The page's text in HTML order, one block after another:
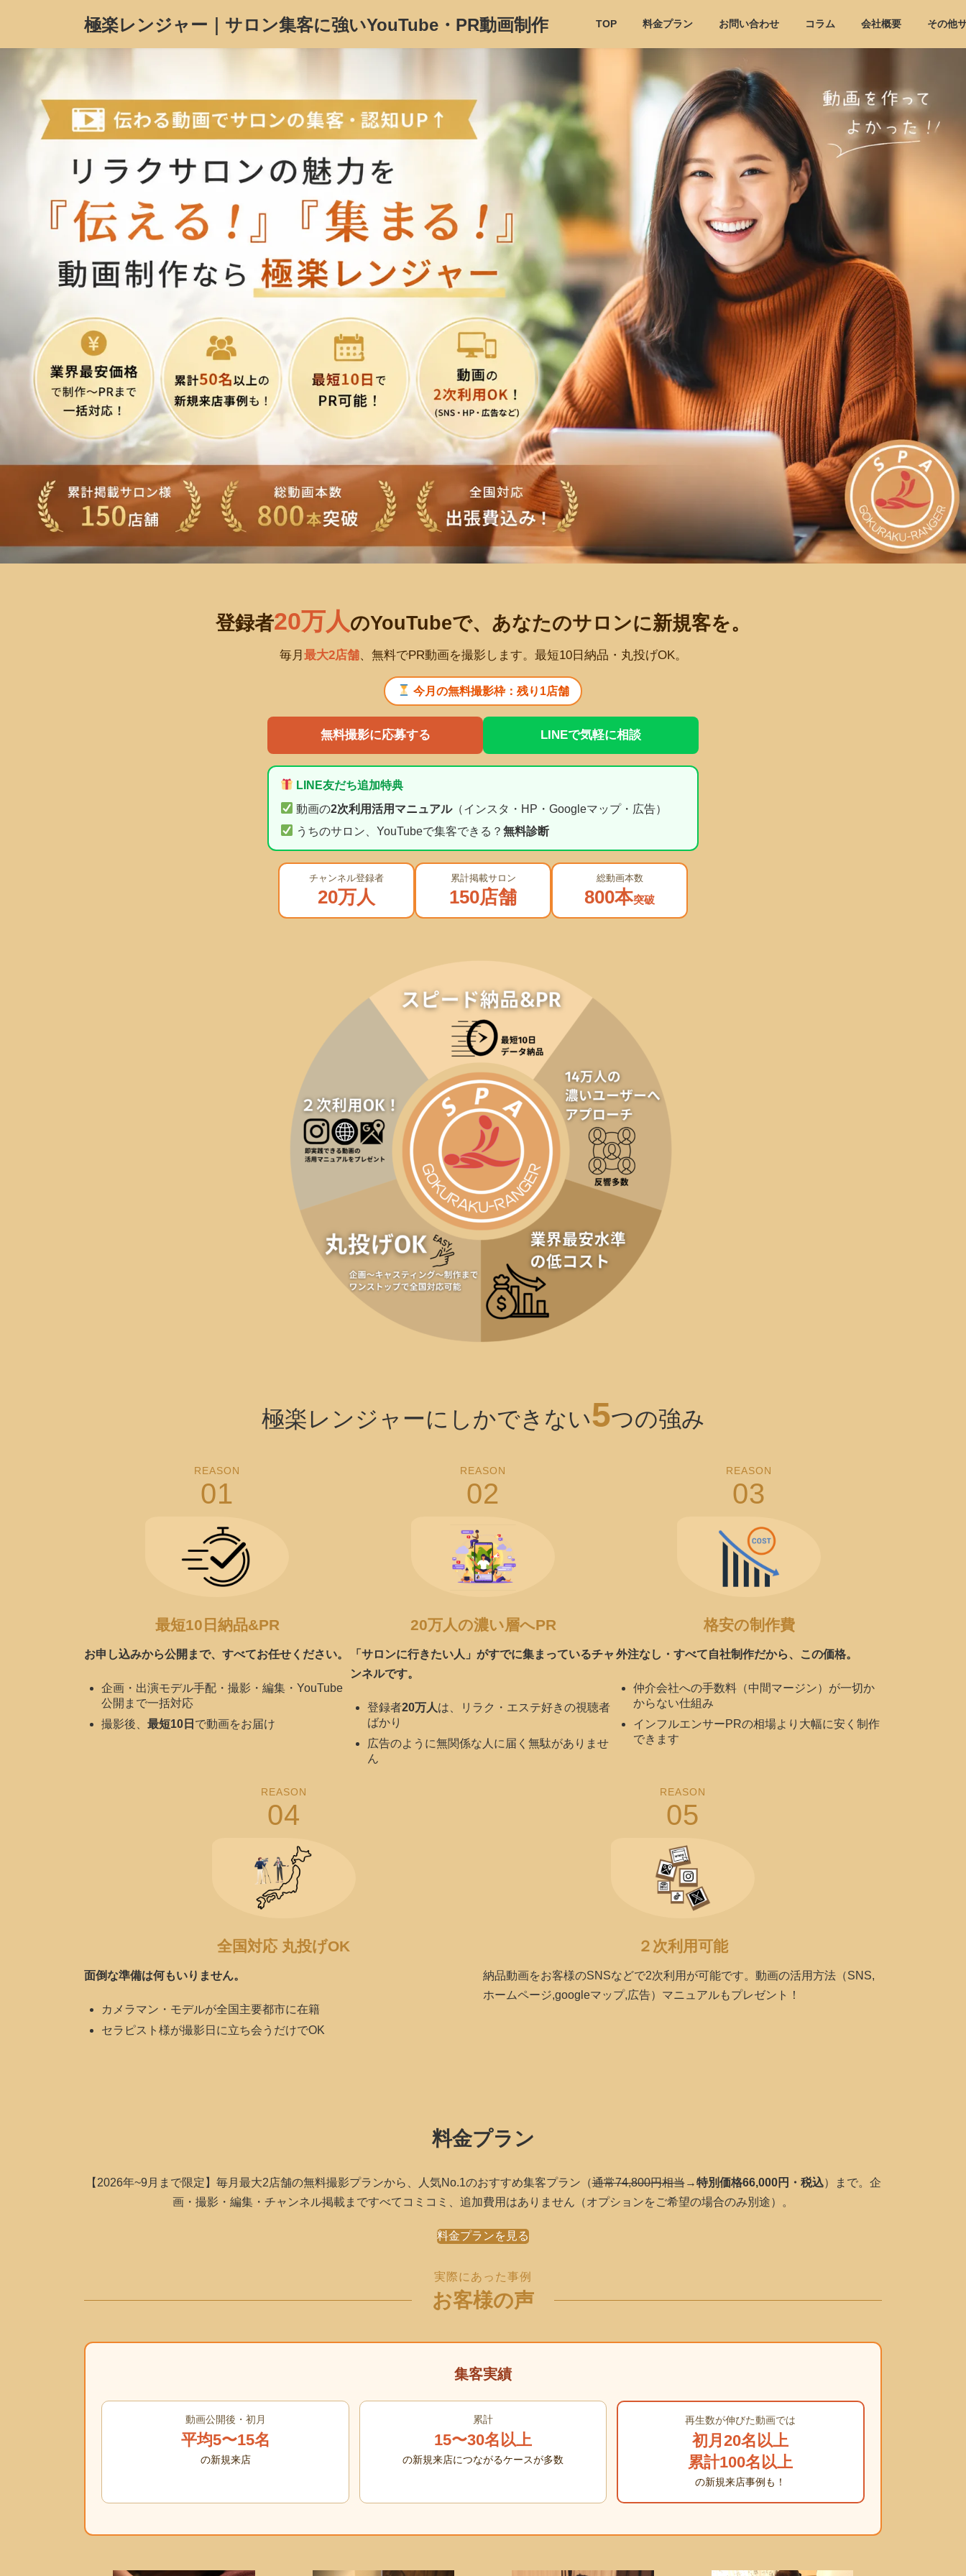
ン
ー
極楽レンジャー｜サロン集客に強いYouTube・PR動画制作 TOP 料金プラン お問い合わせ コラム 会社概要 その他
登録者20万人のYouTubeで、あなたのサロンに新規客を。
毎月 最大2店舗、無料でPR動画を撮影します。最短10日納品・丸投げOK。
今月の無料撮影枠：残り 1店舗
無料撮影に応募する LINEで気軽に相談
LINE友だち追加特典
動画の2次利用活用マニュアル（インスタ・HP・Googleマップ・広告）
うちのサロン、YouTubeで集客できる？無料診断
チャンネル登録者
20万人
累計掲載サロン
150店舗
総動画本数
800本突破
極楽レンジャーにしかできない5つの強み
REASON
01
最短10日納品&PR
お申し込みから公開まで、すべてお任せください。
企画・出演モデル手配・撮影・編集・YouTube
公開まで一括対応
撮影後、 最短10日 で動画をお届け
REASON
02
20万人の濃い層へPR
「サロンに行きたい人」がすでに集まっているチャ
ンネルです。
登録者20万人は、リラク・エステ好きの視聴者
ばかり
広告のように無関係な人に届く無駄がありませ
ん
REASON
03
格安の制作費
外注なし・すべて自社制作だから、この価格。
仲介会社への手数料（中間マージン）が一切か
からない仕組み
インフルエンサーPRの相場より大幅に安く制作
できます
REASON
04
全国対応 丸投げOK
面倒な準備は何もいりません。
カメラマン・モデルが全国主要都市に在籍
セラピスト様が撮影日に立ち会うだけでOK
REASON
05
２次利用可能
納品動画をお客様のSNSなどで2次利用が可能です。動画の活用方法（SNS,
ホームページ,googleマップ,広告）マニュアルもプレゼント！
料金プラン
【2026年~9月まで限定】毎月最大2店舗の無料撮影プランから、人気No.1のおすすめ集客プラン（通常74,800円相当→特別価格66,000円・税込）まで。企
画・撮影・編集・チャンネル掲載まですべてコミコミ、追加費用はありません（オプションをご希望の場合のみ別途）。
料金プランを見る
実際にあった事例
お客様の声
集客実績
動画公開後・初月
平均5〜15名
の新規来店
累計
15〜30名以上
の新規来店につながるケースが多数
再生数が伸びた動画では
初月20名以上
累計100名以上
の新規来店事例も！